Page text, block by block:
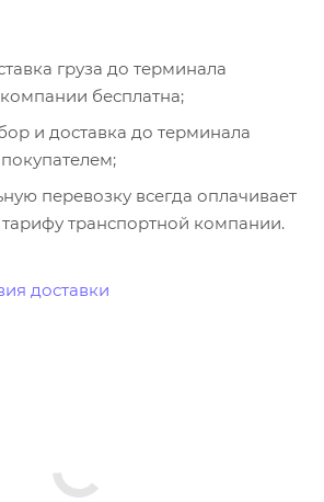
груза до терминала
бесплатна;
и доставка до терминала
перевозку всегда оплачивает
тарифу транспортной компании.
доставки